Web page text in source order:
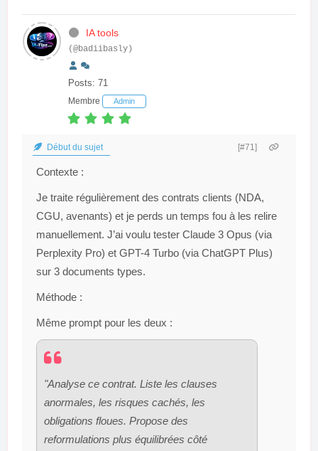
IA tools
(@badiibasly)
Posts: 71
Membre Admin
Début du sujet [#71]
Contexte :
Je traite régulièrement des contrats clients (NDA,
CGU, avenants) et je perds un temps fou à les relire
manuellement. J’ai voulu tester Claude 3 Opus (via
Perplexity Pro) et GPT-4 Turbo (via ChatGPT Plus)
sur 3 documents types.
Méthode :
Même prompt pour les deux :
"Analyse ce contrat. Liste les clauses
anormales, les risques cachés, les
obligations floues. Propose des
reformulations plus équilibrées côté